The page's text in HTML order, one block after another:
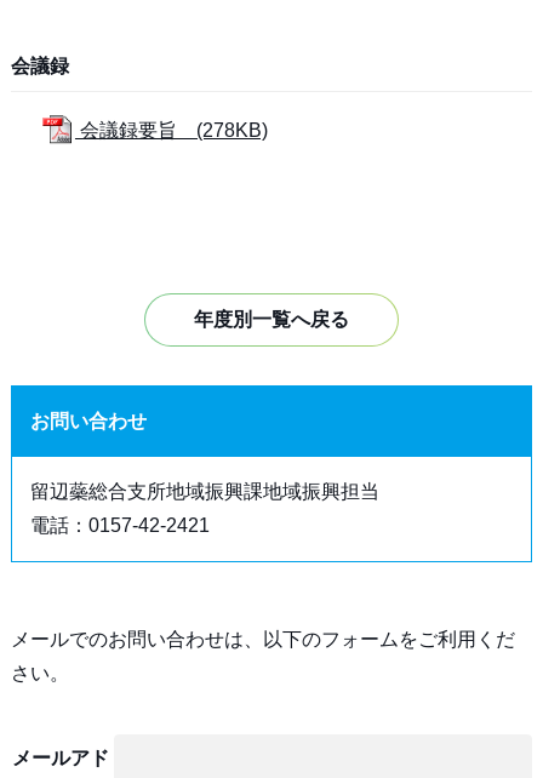
会議録
会議録要旨 (278KB)
年度別一覧へ戻る
お問い合わせ
留辺蘂総合支所地域振興課地域振興担当
電話：0157-42-2421
メールでのお問い合わせは、以下のフォームをご利用くだ
さい。
メールアド